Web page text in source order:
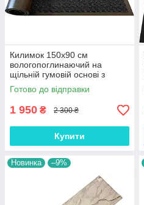
Килимок 150х90 см
вологопоглинаючий на
щільній гумовій основі з
ворсовим покриттям
Готово до відправки
1 950 ₴ 2 300 ₴
Купити
Новинка –9%